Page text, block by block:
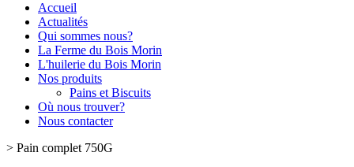
Accueil
Actualités
Qui sommes nous?
La Ferme du Bois Morin
L'huilerie du Bois Morin
Nos produits
Pains et Biscuits
Où nous trouver?
Nous contacter
> Pain complet 750G